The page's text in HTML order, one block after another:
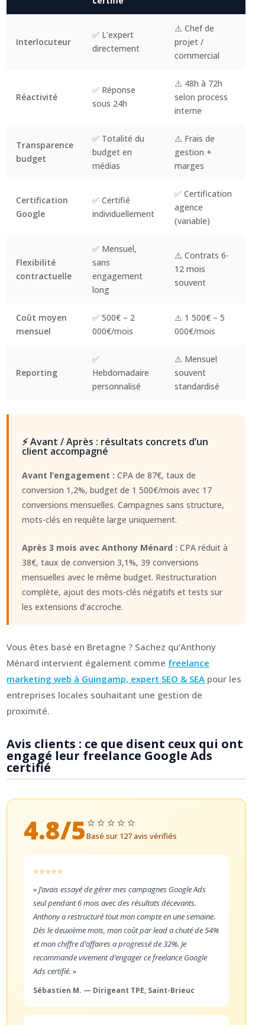
Interlocuteur
✅ L’expert
directement
⚠️ Chef de
projet /
commercial
Réactivité
✅ Réponse
sous 24h
⚠️ 48h à 72h
selon process
interne
Transparence
budget
✅ Totalité du
budget en
médias
⚠️ Frais de
gestion +
marges
Certification
Google
✅ Certifié
individuellement
✅ Certification
agence
(variable)
Flexibilité
contractuelle
✅ Mensuel,
sans
engagement
long
⚠️ Contrats 6-
12 mois
souvent
Coût moyen
mensuel
✅ 500€ – 2
000€/mois
⚠️ 1 500€ – 5
000€/mois
Reporting
✅
Hebdomadaire
personnalisé
⚠️ Mensuel
souvent
standardisé
⚡ Avant / Après : résultats concrets d’un
client accompagné
Avant l’engagement : CPA de 87€, taux de
conversion 1,2%, budget de 1 500€/mois avec 17
conversions mensuelles. Campagnes sans structure,
mots-clés en requête large uniquement.
Après 3 mois avec Anthony Ménard : CPA réduit à
38€, taux de conversion 3,1%, 39 conversions
mensuelles avec le même budget. Restructuration
complète, ajout des mots-clés négatifs et tests sur
les extensions d’accroche.
Vous êtes basé en Bretagne ? Sachez qu’Anthony
Ménard intervient également comme freelance
marketing web à Guingamp, expert SEO & SEA pour les
entreprises locales souhaitant une gestion de
proximité.
Avis clients : ce que disent ceux qui ont
engagé leur freelance Google Ads
certifié
4.8/5⭐⭐⭐⭐⭐
Basé sur 127avis vérifiés
⭐⭐⭐⭐⭐
« J’avais essayé de gérer mes campagnes Google Ads
seul pendant 6 mois avec des résultats décevants.
Anthony a restructuré tout mon compte en une semaine.
Dès le deuxième mois, mon coût par lead a chuté de 54%
et mon chiffre d’affaires a progressé de 32%. Je
recommande vivement d’engager ce freelance Google
Ads certifié. »
Sébastien M. — Dirigeant TPE, Saint-Brieuc